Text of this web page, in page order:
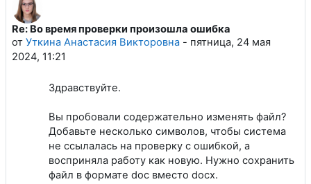
Re: Во время проверки произошла ошибка
от Уткина Анастасия Викторовна - пятница, 24 мая
2024, 11:21
Количество ответов: 0
Здравствуйте.
Вы пробовали содержательно изменять файл?
Добавьте несколько символов, чтобы система
не ссылалась на проверку с ошибкой, а
восприняла работу как новую. Нужно сохранить
файл в формате doc вместо docx.